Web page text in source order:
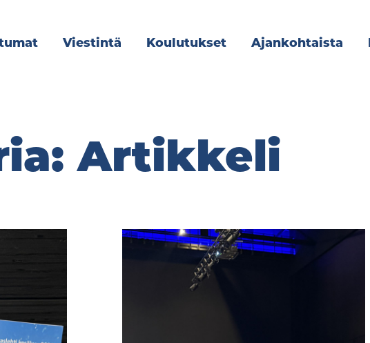
Viestintä Koulutukset Ajankohtaista
Artikkeli